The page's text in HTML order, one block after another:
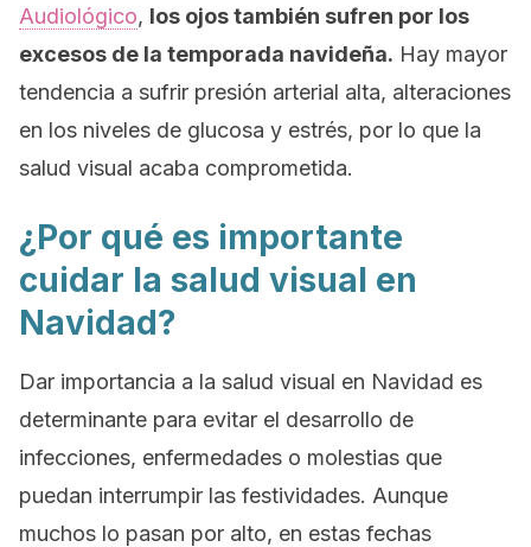
Audiológico, los ojos también sufren por los
excesos de la temporada navideña. Hay mayor
tendencia a sufrir presión arterial alta, alteraciones
en los niveles de glucosa y estrés, por lo que la
salud visual acaba comprometida.
¿Por qué es importante
cuidar la salud visual en
Navidad?
Dar importancia a la salud visual en Navidad es
determinante para evitar el desarrollo de
infecciones, enfermedades o molestias que
puedan interrumpir las festividades. Aunque
muchos lo pasan por alto, en estas fechas